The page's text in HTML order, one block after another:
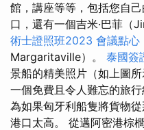
館，講座等等，包括您自己
口，還有一個吉米·巴菲（
術士證照班2023 會議點心
Margaritaville）。 泰國簽
景船的精美照片（如上圖所
一個免費且令人難忘的旅
為如果匈牙利船隻將貨物
港口太高。 從邁阿密港棕